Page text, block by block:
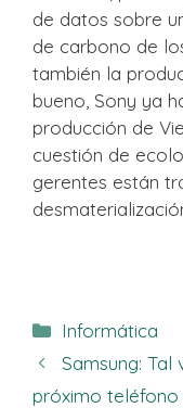
de datos sobre
de carbono de
también la
bueno, Sony ya
producción de
cuestión de
gerentes están
Categorías
Informática
Samsung:
próximo